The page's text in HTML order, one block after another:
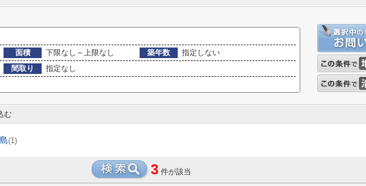
面積 下限なし～上限なし 築年数
指定しない
間取り
指定なし
む
(1)
3 件が該当